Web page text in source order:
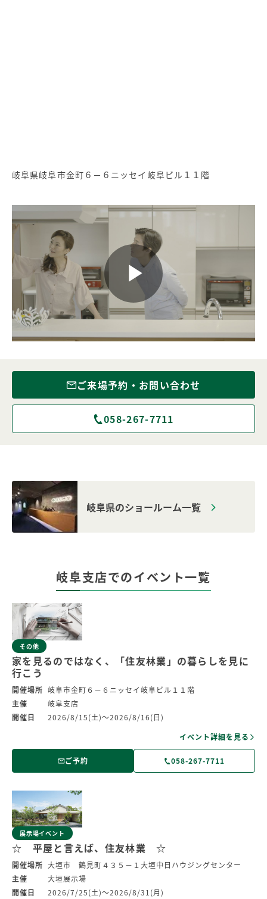
岐阜県岐阜市金町６－６ニッセイ岐阜ビル１１階
Play
ご来場予約・お問い合わせ
058-267-7711
岐阜県のショールーム一覧
岐阜支店でのイベント一覧
その他
家を見るのではなく、「住友林業」の暮らしを見に
行こう
開催場所 岐阜市金町６－６ニッセイ岐阜ビル１１階
主催
岐阜支店
開催日
2026/8/15(土)～2026/8/16(日)
イベント詳細を見る
ご予約 058-267-7711
展示場イベント
☆ 平屋と言えば、住友林業 ☆
開催場所 大垣市 鶴見町４３５－１大垣中日ハウジングセンター
主催
大垣展示場
開催日
2026/7/25(土)～2026/8/31(月)